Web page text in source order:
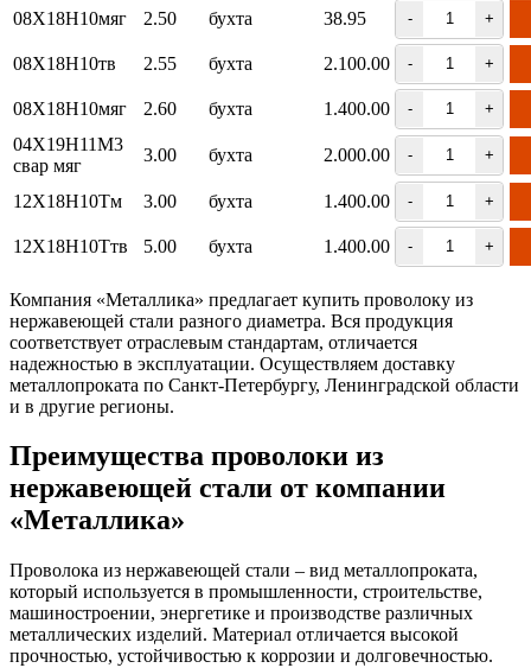
08Х18Н10мяг 2.50 бухта 38.95 - +
08Х18Н10тв 2.55 бухта 2.100.00 - +
08Х18Н10мяг 2.60 бухта 1.400.00 - +
04Х19Н11М3
свар мяг
3.00 бухта 2.000.00 - +
12Х18Н10Тм 3.00 бухта 1.400.00 - +
12Х18Н10Ттв 5.00 бухта 1.400.00 - +
Компания «Металлика» предлагает купить проволоку из
нержавеющей стали разного диаметра. Вся продукция
соответствует отраслевым стандартам, отличается
надежностью в эксплуатации. Осуществляем доставку
металлопроката по Санкт-Петербургу, Ленинградской области
и в другие регионы.
Преимущества проволоки из
нержавеющей стали от компании
«Металлика»
Проволока из нержавеющей стали – вид металлопроката,
который используется в промышленности, строительстве,
машиностроении, энергетике и производстве различных
металлических изделий. Материал отличается высокой
прочностью, устойчивостью к коррозии и долговечностью.